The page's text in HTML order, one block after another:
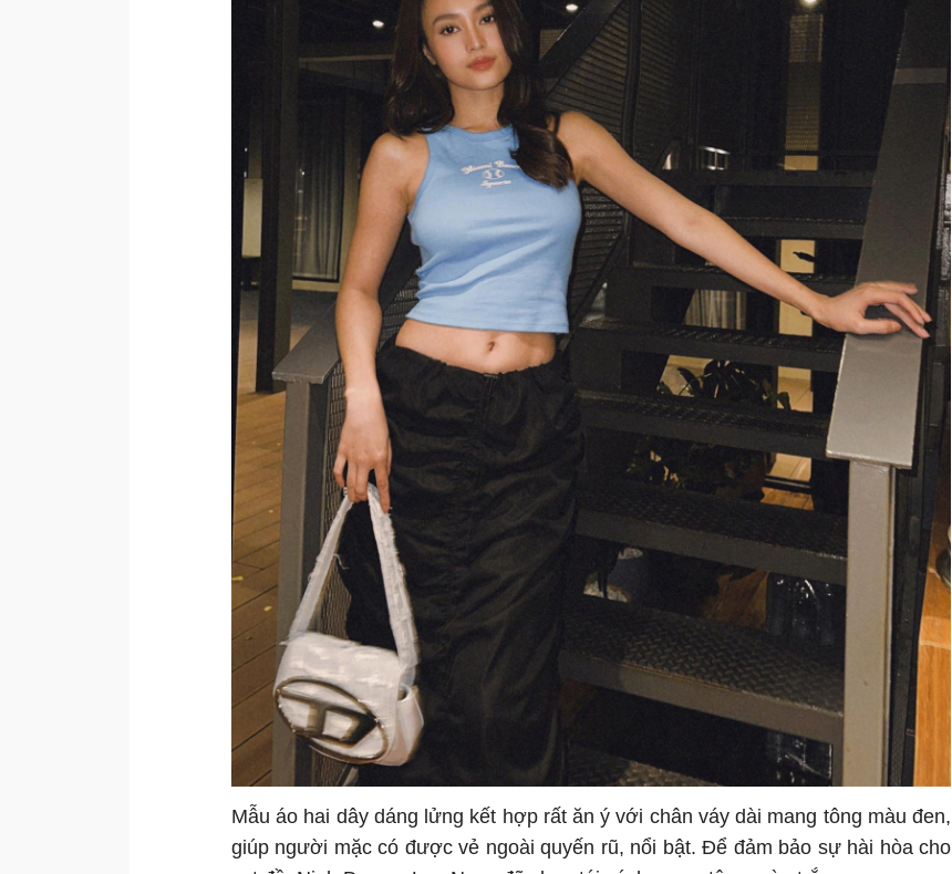
Mẫu áo hai dây dáng lửng kết hợp rất ăn ý với chân váy dài mang tông màu đen,
giúp người mặc có được vẻ ngoài quyến rũ, nổi bật. Để đảm bảo sự hài hòa cho